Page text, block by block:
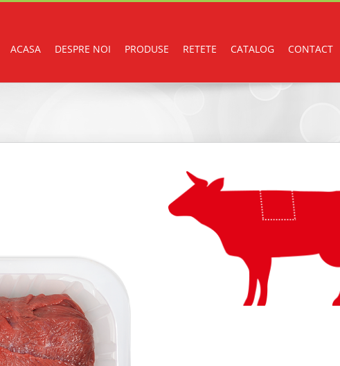
ACASA DESPRE NOI PRODUSE RETETE CATALOG CONTACT